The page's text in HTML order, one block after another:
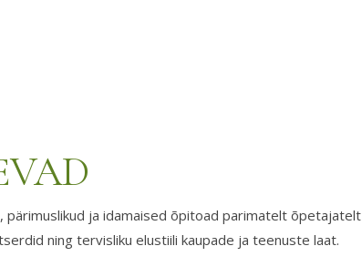
pärimuslikud ja idamaised õpitoad parimatelt õpetajatelt
ning tervisliku elustiili kaupade ja teenuste laat.